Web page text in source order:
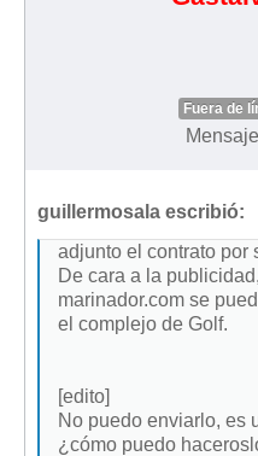
Fuera de
guillermosala escribió:
adjunto el contrato por
De cara a la
marinador.com se
el complejo de Golf.
[edito]
No puedo enviarlo, es
¿cómo puedo